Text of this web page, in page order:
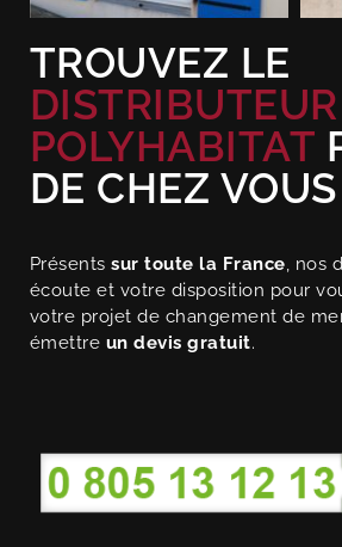
TROUVEZ LE
DISTRIBUTEUR
POLYHABITAT
DE CHEZ VOUS
Présentssur toute la France, nos
écoute et votre disposition pour
votre projet de changement de
émettre un devis gratuit.